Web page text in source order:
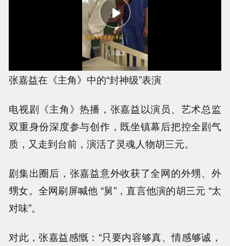
张嘉益在《主角》中的“封神级”表演
电视剧《主角》热播，张嘉益以演员、艺术总监
双重身份深度参与创作，既坐镇幕后把控全剧气
质，又走到台前，演活了灵魂人物胡三元。
剧集出圈后，张嘉益意外收获了全网的外甥、外
甥女。全网刷屏喊他 “舅”，直言他演的胡三元 “太
对味”。
对此，张嘉益感慨：“只要内容够真、情感够诚，